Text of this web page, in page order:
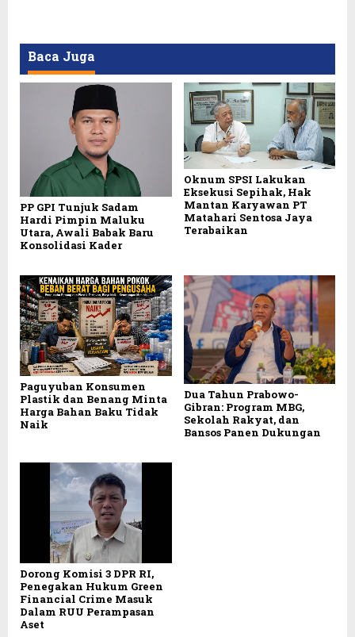
Baca Juga
PP GPI Tunjuk Sadam
Hardi Pimpin Maluku
Utara, Awali Babak Baru
Konsolidasi Kader
Oknum SPSI Lakukan
Eksekusi Sepihak, Hak
Mantan Karyawan PT
Matahari Sentosa Jaya
Terabaikan
Paguyuban Konsumen
Plastik dan Benang Minta
Harga Bahan Baku Tidak
Naik
Dua Tahun Prabowo-
Gibran: Program MBG,
Sekolah Rakyat, dan
Bansos Panen Dukungan
Dorong Komisi 3 DPR RI,
Penegakan Hukum Green
Financial Crime Masuk
Dalam RUU Perampasan
Aset